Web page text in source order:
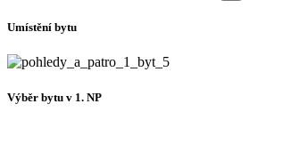
Umístění bytu
Výběr bytu v 1. NP